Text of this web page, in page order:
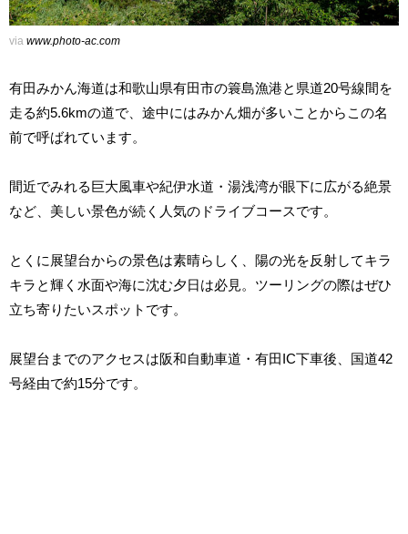
via www.photo-ac.com
有田みかん海道は和歌山県有田市の簑島漁港と県道20号線間を
走る約5.6kmの道で、途中にはみかん畑が多いことからこの名
前で呼ばれています。
間近でみれる巨大風車や紀伊水道・湯浅湾が眼下に広がる絶景
など、美しい景色が続く人気のドライブコースです。
とくに展望台からの景色は素晴らしく、陽の光を反射してキラ
キラと輝く水面や海に沈む夕日は必見。ツーリングの際はぜひ
立ち寄りたいスポットです。
展望台までのアクセスは阪和自動車道・有田IC下車後、国道42
号経由で約15分です。